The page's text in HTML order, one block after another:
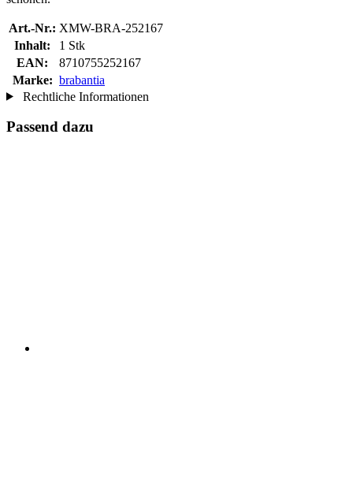
Art.-Nr.: XMW-BRA-252167
Inhalt:
1 Stk
EAN:
8710755252167
Marke: brabantia
Rechtliche Informationen
Passend dazu